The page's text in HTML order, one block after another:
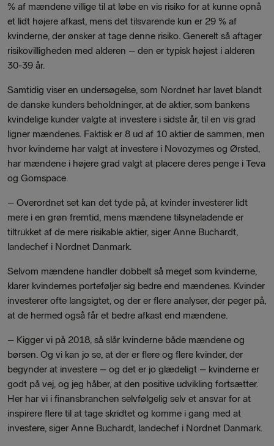
% af mændene villige til at løbe en vis risiko for at kunne opnå
et lidt højere afkast, mens det tilsvarende kun er 29 % af
kvinderne, der ønsker at tage denne risiko. Generelt så aftager
risikovilligheden med alderen – den er typisk højest i alderen
30-39 år.
Samtidig viser en undersøgelse, som Nordnet har lavet blandt
de danske kunders beholdninger, at de aktier, som bankens
kvindelige kunder valgte at investere i sidste år, til en vis grad
ligner mændenes. Faktisk er 8 ud af 10 aktier de sammen, men
hvor kvinderne har valgt at investere i Novozymes og Ørsted,
har mændene i højere grad valgt at placere deres penge i Teva
og Gomspace.
– Overordnet set kan det tyde på, at kvinder investerer lidt
mere i en grøn fremtid, mens mændene tilsyneladende er
tiltrukket af de mere risikable aktier, siger Anne Buchardt,
landechef i Nordnet Danmark.
Selvom mændene handler dobbelt så meget som kvinderne,
klarer kvindernes porteføljer sig bedre end mændenes. Kvinder
investerer ofte langsigtet, og der er flere analyser, der peger på,
at de hermed også får et bedre afkast end mændene.
– Kigger vi på 2018, så slår kvinderne både mændene og
børsen. Og vi kan jo se, at der er flere og flere kvinder, der
begynder at investere – og det er jo glædeligt – kvinderne er
godt på vej, og jeg håber, at den positive udvikling fortsætter.
Her har vi i finansbranchen selvfølgelig selv et ansvar for at
inspirere flere til at tage skridtet og komme i gang med at
investere, siger Anne Buchardt, landechef i Nordnet Danmark.